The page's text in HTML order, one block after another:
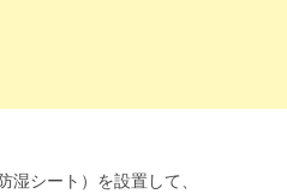
湿シート）を設置して、